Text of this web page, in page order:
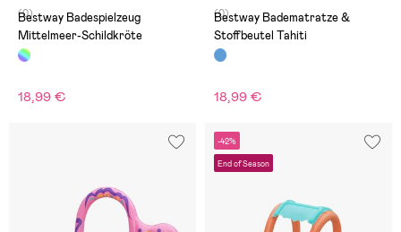
(0)
Bestway Badespielzeug
Mittelmeer-Schildkröte
18,99 €
(0)
Bestway Badematratze &
Stoffbeutel Tahiti
18,99 €
-42%
End of Season